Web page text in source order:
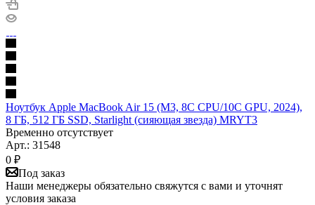
Ноутбук Apple MacBook Air 15 (M3, 8C CPU/10C GPU, 2024),
8 ГБ, 512 ГБ SSD, Starlight (сияющая звезда) MRYT3
Временно отсутствует
Арт.: 31548
0 ₽
Под заказ
Наши менеджеры обязательно свяжутся с вами и уточнят
условия заказа